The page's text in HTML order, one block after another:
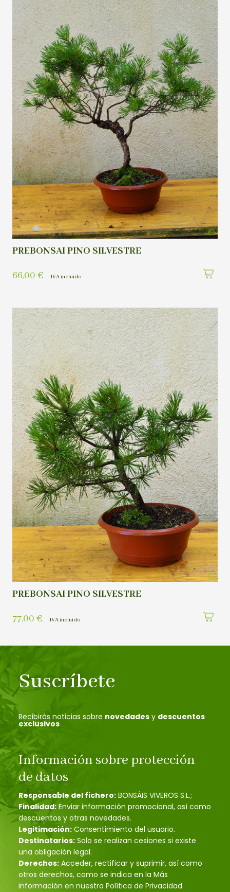
PREBONSAI PINO SILVESTRE
66,00 € IVA incluído
PREBONSAI PINO SILVESTRE
77,00 € IVA incluído
Suscríbete
Recibirás noticias sobre novedades y descuentos
exclusivos
Información sobre protección
de datos
Responsable del fichero: BONSÁIS VIVEROS S.L.;
Finalidad: Enviar información promocional, así como
descuentos y otras novedades.
Legitimación: Consentimiento del usuario.
Destinatarios: Solo se realizan cesiones si existe
una obligación legal.
Derechos: Acceder, rectificar y suprimir, así como
otros derechos, como se indica en la Más
información en nuestra Política de Privacidad.